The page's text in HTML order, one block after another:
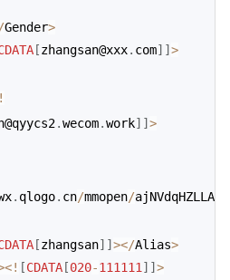
/Gender>
[zhangsan@xxx. com] ] >
!
.wecom.work] ] >
. qlogo. cn/mmopen/
[zhangsan] ] ></Alias>
<! [CDATA [020-111111 ] ] >